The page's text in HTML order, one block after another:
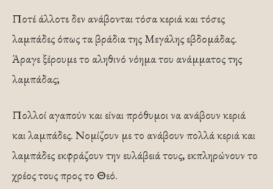
Ποτέ άλλοτε δεν ανάβονται τόσα κεριά και τόσες
λαμπάδες όπως τα βράδια της Μεγάλης εβδομάδας.
Άραγε ξέρουμε το αληθινό νόημα του ανάμματος της
λαμπάδας;
Πολλοί αγαπούν και είναι πρόθυμοι να ανάβουν κεριά
και λαμπάδες. Νομίζουν με το ανάβουν πολλά κεριά και
λαμπάδες εκφράζουν την ευλάβειά τους, εκπληρώνουν το
χρέος τους προς το Θεό.